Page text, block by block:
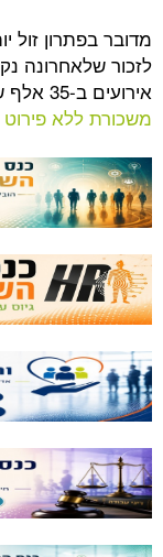
זול יותר וללא
נקנסה
פירוט שעות